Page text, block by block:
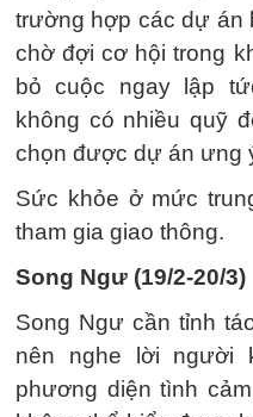
trường hợp các dự án
chờ đợi cơ hội trong
bỏ cuộc ngay lập
không có nhiều quỹ
chọn được dự án ưng
Sức khỏe ở mức
tham gia giao thông.
Song Ngư (19/2-20/3)
Song Ngư cần tỉnh
nên nghe lời người
phương diện tình